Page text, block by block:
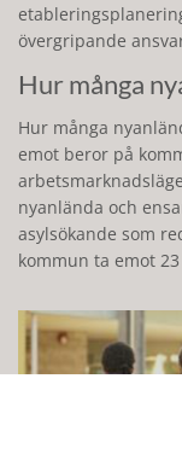
övergripande
Hur många
Hur många
emot beror på
nyanlända och
asylsökande som
kommun ta emot